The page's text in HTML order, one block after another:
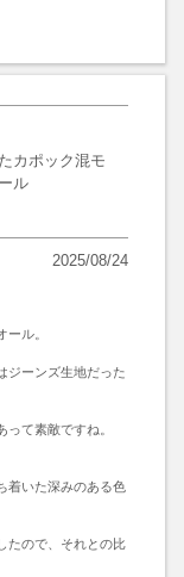
カポック混モ
ル
2025/08/24
ル。
ジーンズ生地だった
て素敵ですね。
着いた深みのある色
たので、それとの比